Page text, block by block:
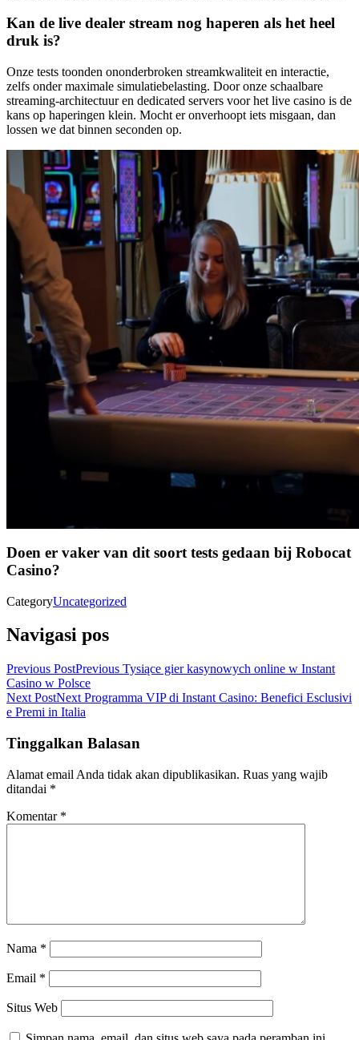
Kan de live dealer stream nog haperen als het heel
druk is?
Onze tests toonden ononderbroken streamkwaliteit en interactie,
zelfs onder maximale simulatiebelasting. Door onze schaalbare
streaming-architectuur en dedicated servers voor het live casino is de
kans op haperingen klein. Mocht er onverhoopt iets misgaan, dan
lossen we dat binnen seconden op.
Doen er vaker van dit soort tests gedaan bij Robocat
Casino?
CategoryUncategorized
Navigasi pos
Previous PostPrevious Tysiące gier kasynowych online w Instant
Casino w Polsce
Next PostNext Programma VIP di Instant Casino: Benefici Esclusivi
e Premi in Italia
Tinggalkan Balasan
Alamat email Anda tidak akan dipublikasikan. Ruas yang wajib
ditandai *
Komentar *
Nama *
Email *
Situs Web